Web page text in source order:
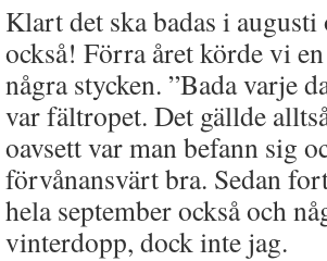
Klart det ska badas i
också! Förra året körde vi
några stycken. ”Bada varje
var fältropet. Det gällde
oavsett var man befann sig
förvånansvärt bra. Sedan
hela september också och
vinterdopp, dock inte jag.